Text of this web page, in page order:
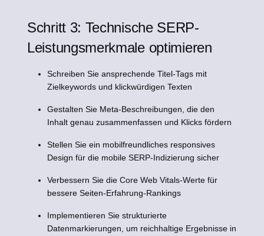
Schritt 3: Technische SERP-
Leistungsmerkmale optimieren
Schreiben Sie ansprechende Titel-Tags mit
Zielkeywords und klickwürdigen Texten
Gestalten Sie Meta-Beschreibungen, die den
Inhalt genau zusammenfassen und Klicks fördern
Stellen Sie ein mobilfreundliches responsives
Design für die mobile SERP-Indizierung sicher
Verbessern Sie die Core Web Vitals-Werte für
bessere Seiten-Erfahrung-Rankings
Implementieren Sie strukturierte
Datenmarkierungen, um reichhaltige Ergebnisse in